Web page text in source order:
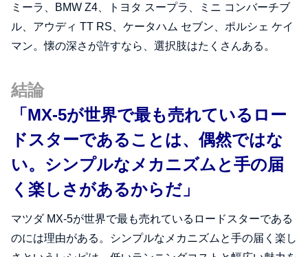
ミーラ、BMW Z4、トヨタ スープラ、ミニ コンバーチブ
ル、アウディ TT RS、ケータハム セブン、ポルシェ ケイ
マン。懐の深さが許すなら、選択肢はたくさんある。
結論
「MX-5が世界で最も売れているロー
ドスターであることは、偶然ではな
い。シンプルなメカニズムと手の届
く楽しさがあるからだ」
マツダ MX-5が世界で最も売れているロードスターである
のには理由がある。シンプルなメカニズムと手の届く楽し